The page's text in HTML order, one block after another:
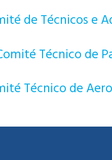
de Técnicos e
Técnico de
Técnico de